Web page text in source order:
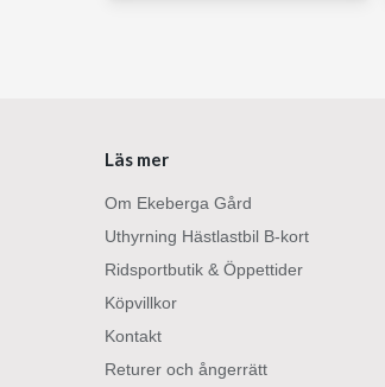
Läs mer
Om Ekeberga Gård
Uthyrning Hästlastbil B-kort
Ridsportbutik & Öppettider
Köpvillkor
Kontakt
Returer och ångerrätt